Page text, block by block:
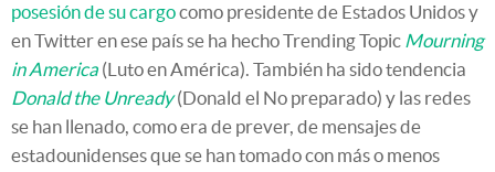
posesión de su cargocomo presidente de Estados Unidos y
en Twitter en ese país se ha hecho Trending Topic Mourning
in America (Luto en América). También ha sido tendencia
Donald the Unready(Donald el No preparado) y las redes
se han llenado, como era de prever, de mensajes de
estadounidenses que se han tomado con más o menos